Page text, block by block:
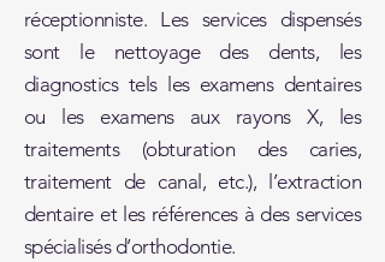
réceptionniste. Les services dispensés
sont le nettoyage des dents, les
diagnostics tels les examens dentaires
ou les examens aux rayons X, les
traitements (obturation des caries,
traitement de canal, etc.), l’extraction
dentaire et les références à des services
spécialisés d’orthodontie.